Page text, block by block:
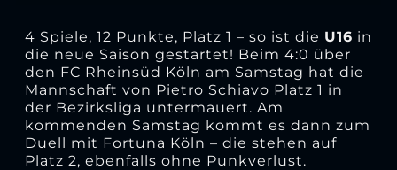
4 Spiele, 12 Punkte, Platz 1 – so ist die U16 in
die neue Saison gestartet! Beim 4:0 über
den FC Rheinsüd Köln am Samstag hat die
Mannschaft von Pietro Schiavo Platz 1 in
der Bezirksliga untermauert. Am
kommenden Samstag kommt es dann zum
Duell mit Fortuna Köln – die stehen auf
Platz 2, ebenfalls ohne Punkverlust.